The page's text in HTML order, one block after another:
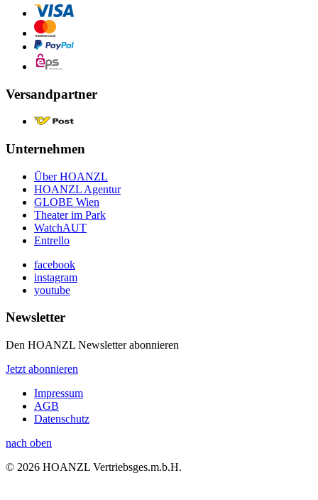
Versandpartner
Unternehmen
Über HOANZL
HOANZL Agentur
GLOBE Wien
Theater im Park
WatchAUT
Entrello
facebook
instagram
youtube
Newsletter
Den HOANZL Newsletter abonnieren
Jetzt abonnieren
Impressum
AGB
Datenschutz
nach oben
© 2026 HOANZL Vertriebsges.m.b.H.